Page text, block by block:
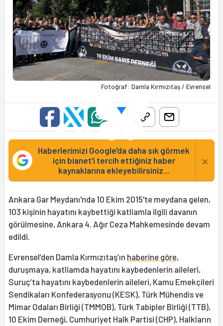
Fotoğraf: Damla Kırmızıtaş / Evrensel
Haberlerimizi Google'da daha sık görmek
için bianet'i tercih ettiğiniz haber
kaynaklarına ekleyebilirsiniz...
×
Ankara Gar Meydanı'nda 10 Ekim 2015'te meydana gelen,
103 kişinin hayatını kaybettiği katliamla ilgili davanın
görülmesine, Ankara 4. Ağır Ceza Mahkemesinde devam
edildi.
Evrensel’den Damla Kırmızıtaş’ın haberine göre,
duruşmaya, katliamda hayatını kaybedenlerin aileleri,
Suruç’ta hayatını kaybedenlerin aileleri, Kamu Emekçileri
Sendikaları Konfederasyonu (KESK), Türk Mühendis ve
Mimar Odaları Birliği (TMMOB), Türk Tabipler Birliği (TTB),
10 Ekim Derneği, Cumhuriyet Halk Partisi (CHP), Halkların